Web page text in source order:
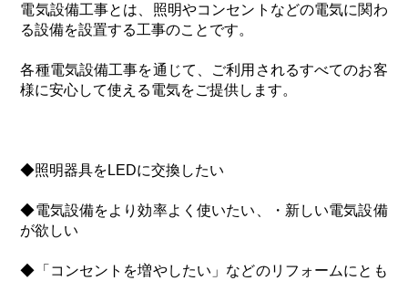
電気設備工事とは、照明やコンセントなどの電気に関わ
る設備を設置する工事のことです。
各種電気設備工事を通じて、ご利用されるすべてのお客
様に安心して使える電気をご提供します。
◆照明器具をLEDに交換したい
◆電気設備をより効率よく使いたい、・新しい電気設備
が欲しい
◆「コンセントを増やしたい」などのリフォームにとも